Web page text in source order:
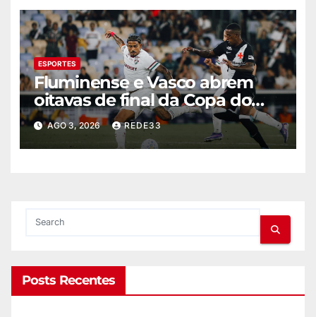
ESPORTES
Fluminense e Vasco abrem
oitavas de final da Copa do
Brasil com 0 a 0
AGO 3, 2026 REDE33
Posts Recentes